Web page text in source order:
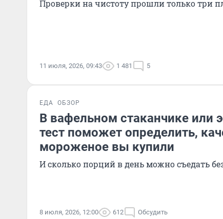
Проверки на чистоту прошли только три
11 июля, 2026, 09:43 1 481 5
ЕДА ОБЗОР
В вафельном стаканчике или
тест поможет определить,
мороженое вы купили
И сколько порций в день можно съедать
8 июля, 2026, 12:00 612 Обсудить